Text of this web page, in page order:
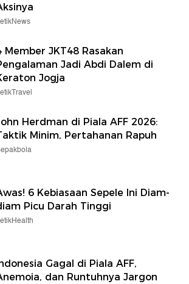
Member JKT48 Rasakan
Jadi Abdi Dalem di
Jogja
Herdman di Piala AFF 2026:
Minim, Pertahanan Rapuh
6 Kebiasaan Sepele Ini Diam-
Picu Darah Tinggi
Gagal di Piala AFF,
dan Runtuhnya Jargon